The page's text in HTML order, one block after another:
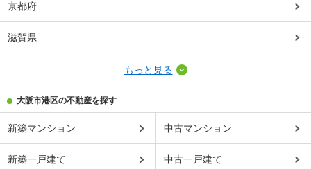
京都府
滋賀県
もっと見る
大阪市港区の不動産を探す
新築マンション 中古マンション
新築一戸建て 中古一戸建て